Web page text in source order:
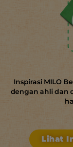
Inspirasi MILO
dengan ahli dan
Lihat